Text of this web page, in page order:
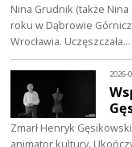
Nina Grudnik (także
roku w Dąbrowie
Wrocławia. Uczęszczała…
2026-
Zmarł Henryk